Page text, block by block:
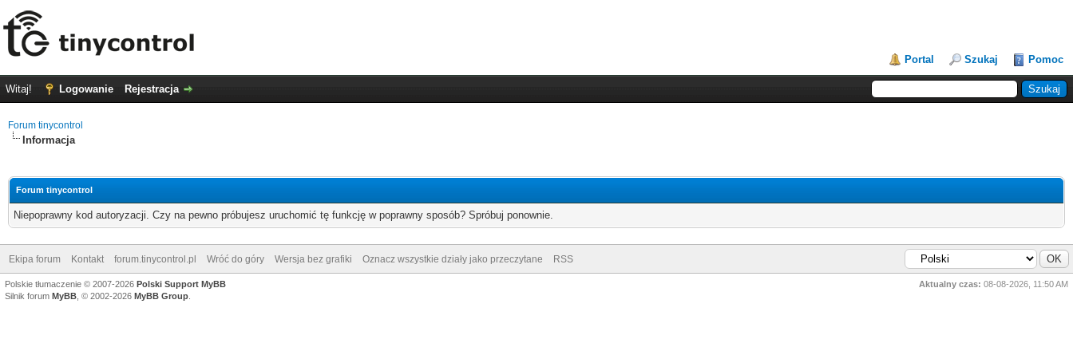
Portal Szukaj Pomoc
Witaj! Logowanie Rejestracja
Forum tinycontrol
Informacja
Forum tinycontrol
Niepoprawny kod autoryzacji. Czy na pewno próbujesz uruchomić tę funkcję w poprawny sposób? Spróbuj ponownie.
Ekipa forum Kontakt forum.tinycontrol.pl Wróć do góry Wersja bez grafiki Oznacz wszystkie działy jako przeczytane RSS
Aktualny czas: 08-08-2026, 11:50 AM
Polskie tłumaczenie © 2007-2026 Polski Support MyBB
Silnik forum MyBB , © 2002-2026 MyBB Group